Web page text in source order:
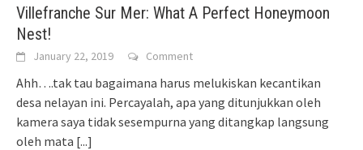
Villefranche Sur Mer: What A Perfect Honeymoon
Nest!
January 22, 2019 Comment
Ahh….tak tau bagaimana harus melukiskan kecantikan
desa nelayan ini. Percayalah, apa yang ditunjukkan oleh
kamera saya tidak sesempurna yang ditangkap langsung
oleh mata [...]